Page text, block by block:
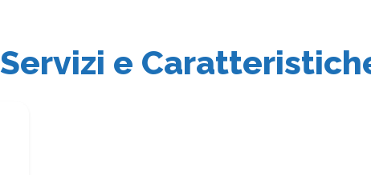
Servizi e